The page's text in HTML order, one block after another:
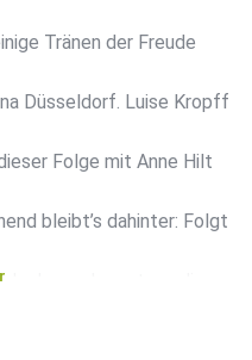
Tränen der Freude
Düsseldorf. Luise Kropff
Folge mit Anne Hilt
bleibt’s dahinter: Folgt
oben oder setzen die